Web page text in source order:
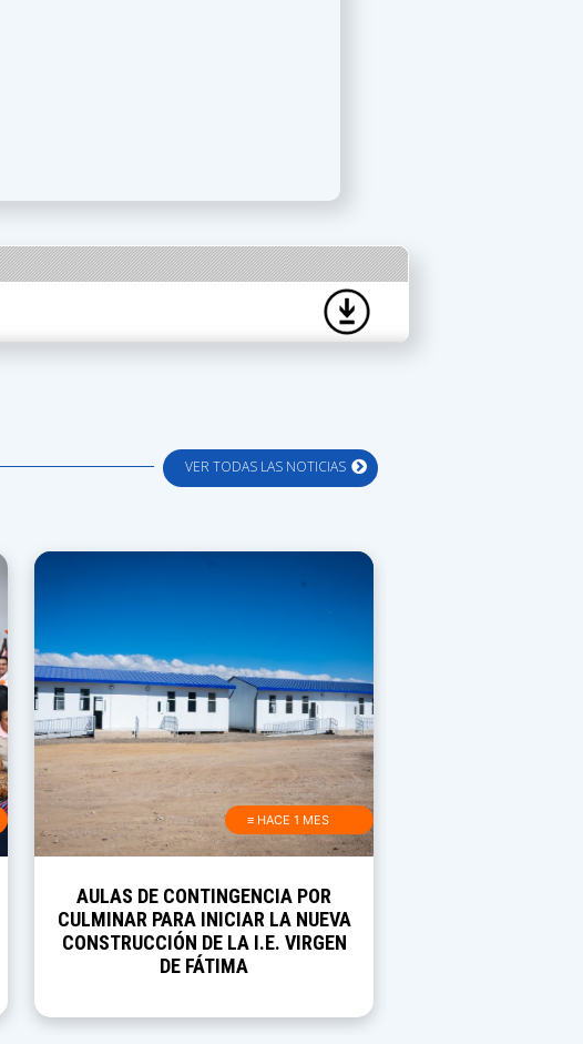
VER TODAS LAS NOTICIAS
≡ HACE 1 MES
AULAS DE CONTINGENCIA POR
CULMINAR PARA INICIAR LA NUEVA
CONSTRUCCIÓN DE LA I.E. VIRGEN
DE FÁTIMA